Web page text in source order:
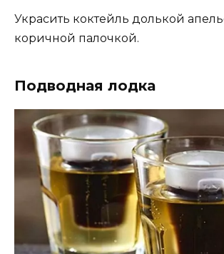
Украсить коктейль долькой
коричной палочкой.
Подводная лодка